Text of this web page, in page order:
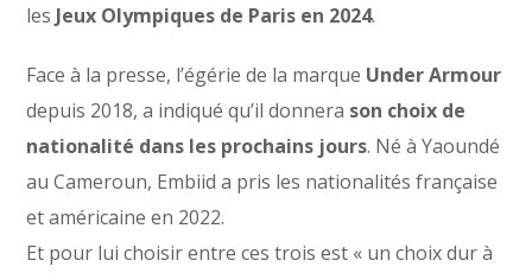
les Jeux Olympiques de Paris en 2024.
Face à la presse, l’égérie de la marque Under Armour
depuis 2018, a indiqué qu’il donnera son choix de
nationalité dans les prochains jours. Né à Yaoundé
au Cameroun, Embiid a pris les nationalités française
et américaine en 2022.
Et pour lui choisir entre ces trois est « un choix dur à